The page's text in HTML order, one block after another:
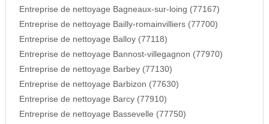
Entreprise de nettoyage Bagneaux-sur-loing (77167)
Entreprise de nettoyage Bailly-romainvilliers (77700)
Entreprise de nettoyage Balloy (77118)
Entreprise de nettoyage Bannost-villegagnon (77970)
Entreprise de nettoyage Barbey (77130)
Entreprise de nettoyage Barbizon (77630)
Entreprise de nettoyage Barcy (77910)
Entreprise de nettoyage Bassevelle (77750)